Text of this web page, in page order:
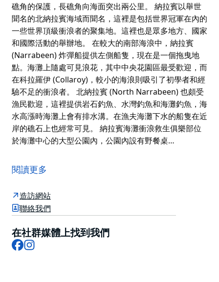
礁角的保護，長礁角向海面突出兩公里。 納拉賓以舉世
聞名的北納拉賓海域而聞名，這裡是包括世界冠軍在內的
一些世界頂級衝浪者的聚集地。這裡也是眾多地方、國家
和國際活動的舉辦地。 在較大的南部海浪中，納拉賓
(Narrabeen) 炸彈船提供左側船隻，現在是一個拖曳地
點。海灘上隨處可見浪花，其中中央花園區最受歡迎，而
在科拉羅伊 (Collaroy)，較小的海浪則吸引了初學者和經
驗不足的衝浪者。 北納拉賓 (North Narrabeen) 也頗受
漁民歡迎，這裡提供岩石釣魚、水灣釣魚和海灘釣魚，海
水高漲時海灘上會有排水溝。在漁夫海灘下水的船隻在近
岸的礁石上也經常可見。 納拉賓海灘衝浪救生俱樂部位
於海灘中心的大型公園內，公園內設有野餐桌…
公里長的沙灘從南部的長礁一直延伸到北部的納拉賓潟湖
入口，海灘上有四個衝浪救生俱樂部，提供合格的志願救
生員巡邏，以保護游泳者和衝浪/海灘使用者免受海灘上
無數激流的傷害。海灘面向東，南面受到 36 公尺高的長
礁角的保護，長礁角向海面突出兩公里。
納拉賓以舉世聞名的北納拉賓海域而聞名，這裡是包括世
界冠軍在內的一些世界頂級衝浪者的聚集地。這裡也是眾
閱讀更多
造訪網站
聯絡我們
在社群媒體上找到我們
Facebook